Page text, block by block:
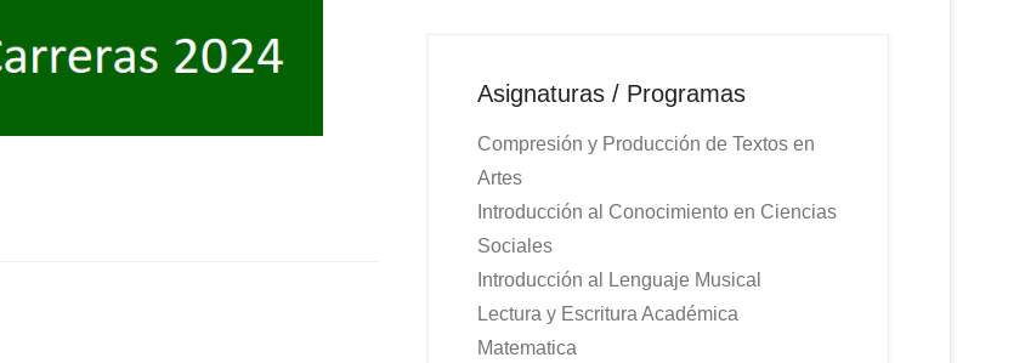
Asignaturas / Programas
Compresión y Producción de Textos en
Artes
Introducción al Conocimiento en Ciencias
Sociales
Introducción al Lenguaje Musical
Lectura y Escritura Académica
Matematica